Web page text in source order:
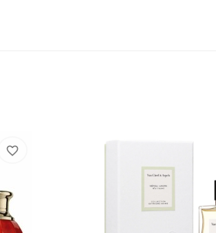
favorite_border